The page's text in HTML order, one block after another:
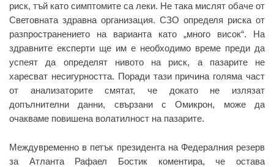
риск, тъй като симптомите са леки. Не така мислят обаче от
Световната здравна организация. СЗО определя риска от
разпространението на варианта като „много висок“. На
здравните експерти ще им е необходимо време преди да
успеят да определят нивото на риск, а пазарите не
харесват несигурността. Поради тази причина голяма част
от анализаторите смятат, че докато не излязат
допълнителни данни, свързани с Омикрон, може да
очакваме повишена волатилност на пазарите.
Междувременно в петък президента на Федералния резерв
за Атланта Рафаел Бостик коментира, че остава